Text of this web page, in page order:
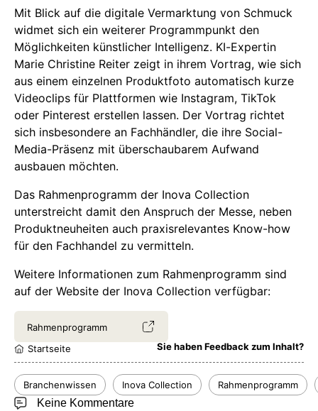
Mit Blick auf die digitale Vermarktung von Schmuck
widmet sich ein weiterer Programmpunkt den
Möglichkeiten künstlicher Intelligenz. KI-Expertin
Marie Christine Reiter zeigt in ihrem Vortrag, wie sich
aus einem einzelnen Produktfoto automatisch kurze
Videoclips für Plattformen wie Instagram, TikTok
oder Pinterest erstellen lassen. Der Vortrag richtet
sich insbesondere an Fachhändler, die ihre Social-
Media-Präsenz mit überschaubarem Aufwand
ausbauen möchten.
Das Rahmenprogramm der Inova Collection
unterstreicht damit den Anspruch der Messe, neben
Produktneuheiten auch praxisrelevantes Know-how
für den Fachhandel zu vermitteln.
Weitere Informationen zum Rahmenprogramm sind
auf der Website der Inova Collection verfügbar:
Rahmenprogramm
Startseite
Sie haben Feedback zum Inhalt?
Branchenwissen Inova Collection Rahmenprogramm
Keine Kommentare